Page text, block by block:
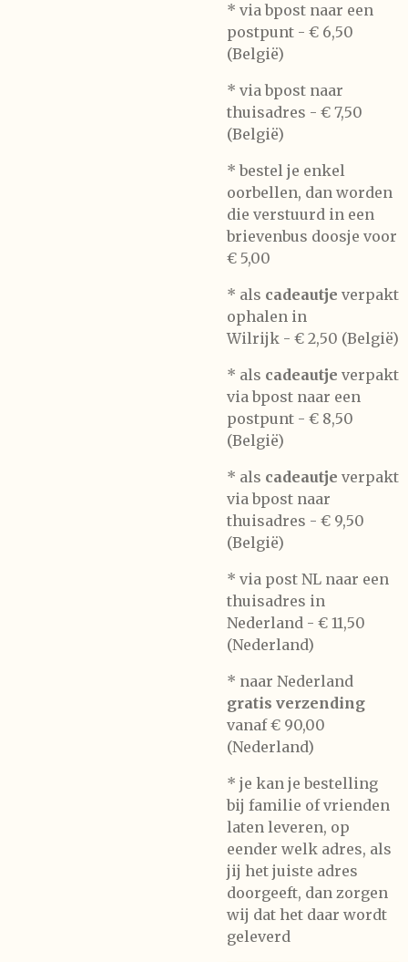
* via bpost naar een
postpunt - € 6,50
(België)
* via bpost naar
thuisadres - € 7,50
(België)
* bestel je enkel
oorbellen, dan worden
die verstuurd in een
brievenbus doosje voor
€ 5,00
* als cadeautje verpakt
ophalen in
Wilrijk - € 2,50 (België)
* als cadeautje verpakt
via bpost naar een
postpunt - € 8,50
(België)
* als cadeautje verpakt
via bpost naar
thuisadres - € 9,50
(België)
* via post NL naar een
thuisadres in
Nederland - € 11,50
(Nederland)
* naar Nederland
gratis verzending
vanaf € 90,00
(Nederland)
* je kan je bestelling
bij familie of vrienden
laten leveren, op
eender welk adres, als
jij het juiste adres
doorgeeft, dan zorgen
wij dat het daar wordt
geleverd